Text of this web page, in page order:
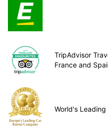
TripAdvisor
France and
World's